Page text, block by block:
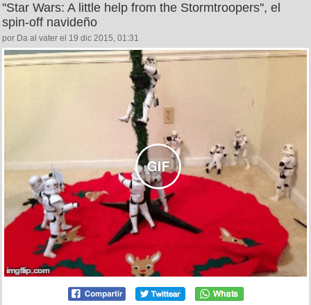
''Star Wars: A little help from the Stormtroopers'', el
spin-off navideño
por Da al vater el 19 dic 2015, 01:31